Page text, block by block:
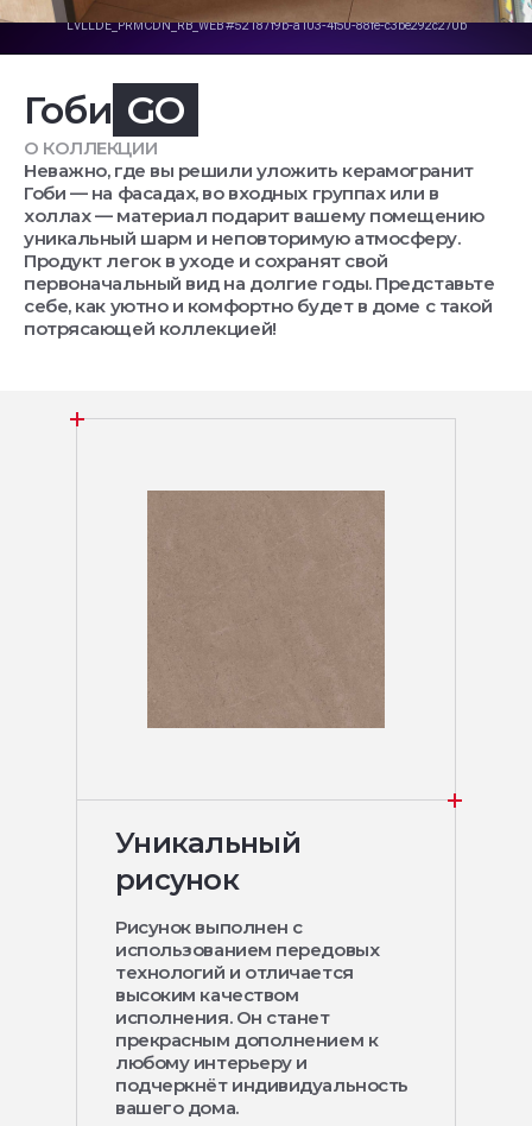
Гоби GO
О КОЛЛЕКЦИИ
Неважно, где вы решили уложить керамогранит
Гоби — на фасадах, во входных группах или в
холлах — материал подарит вашему помещению
уникальный шарм и неповторимую атмосферу.
Продукт легок в уходе и сохранят свой
первоначальный вид на долгие годы. Представьте
себе, как уютно и комфортно будет в доме с такой
потрясающей коллекцией!
Уникальный
рисунок
Рисунок выполнен с
использованием передовых
технологий и отличается
высоким качеством
исполнения. Он станет
прекрасным дополнением к
любому интерьеру и
подчеркнёт индивидуальность
вашего дома.